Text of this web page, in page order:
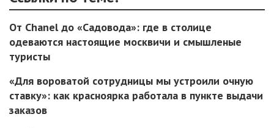
От Chanel до «Садовода»: где в столице
одеваются настоящие москвичи и смышленые
туристы
«Для вороватой сотрудницы мы устроили очную
ставку»: как красноярка работала в пункте выдачи
заказов